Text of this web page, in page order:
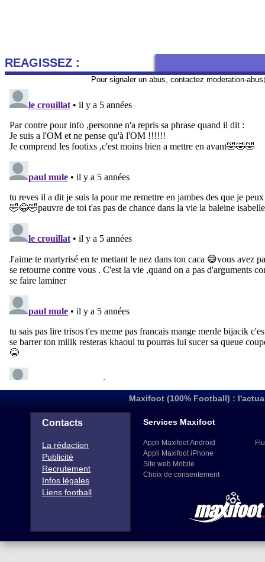
REAGISSEZ :
Pour signaler un abus, contactez moderation-
Maxifoot (100% Football) :
Contacts
La rédaction
Publicité
Recrutement
Infos légales
Liens football
Services Maxifoot
Appli Maxifoot Android
Appli Maxifoot iPhone
Site web Mobile
Choix de consentement